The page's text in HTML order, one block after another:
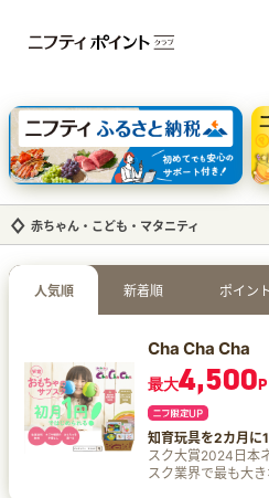
三井住友カード ゴールド（NL）（家族
【実質初月無料】DMM | Disney+(ディ
SBI証券 確定拠出年金（iDeCo）
赤ちゃん・こども・マタニティ
人気順 新着順 ポイン
Cha Cha Cha
最大4,500P
知育玩具を2カ月に
スク大賞2024日本
スク業界で最も大